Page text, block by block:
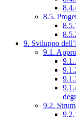
8.5.
9. Sviluppo
9.1.
9.2.